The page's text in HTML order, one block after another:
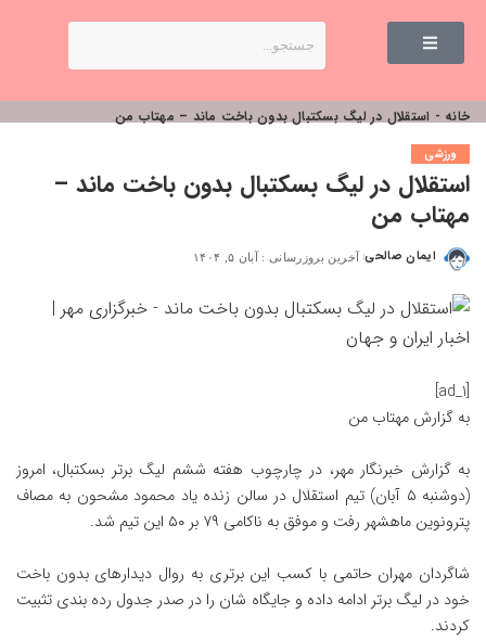
خانه - استقلال در لیگ بسکتبال بدون باخت ماند – مهتاب من
ورزشی
استقلال در لیگ بسکتبال بدون باخت ماند –
مهتاب من
ایمان صالحی آخرین بروزرسانی : آبان ۵, ۱۴۰۴
[ad_1]
به گزارش مهتاب من
به گزارش خبرنگار مهر، در چارچوب هفته ششم لیگ برتر بسکتبال، امروز
(دوشنبه ۵ آبان) تیم استقلال در سالن زنده یاد محمود مشحون به مصاف
پترونوین ماهشهر رفت و موفق به ناکامی ۷۹ بر ۵۰ این تیم شد.
شاگردان مهران حاتمی با کسب این برتری به روال دیدارهای بدون باخت
خود در لیگ برتر ادامه داده و جایگاه شان را در صدر جدول رده بندی تثبیت
کردند.